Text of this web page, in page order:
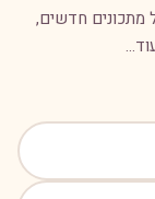
מתכונים חדשים,